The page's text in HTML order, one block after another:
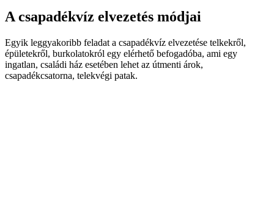
A csapadékvíz elvezetés módjai
Egyik leggyakoribb feladat a csapadékvíz elvezetése telkekről,
épületekről, burkolatokról egy elérhető befogadóba, ami egy
ingatlan, családi ház esetében lehet az útmenti árok,
csapadékcsatorna, telekvégi patak.